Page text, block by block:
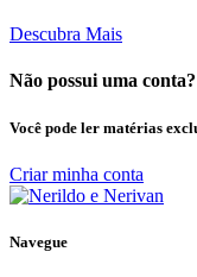
Descubra Mais
Não possui uma conta?
Você pode ler matérias
Criar minha conta
Navegue